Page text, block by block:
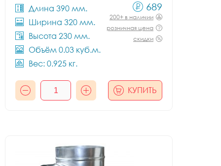
Длина 390 мм.
Ширина 320 мм.
Высота 230 мм.
Объём 0.03 куб.м.
Вес: 0.925 кг.
689
200+ в наличии
розничная цена
скидки
КУПИТЬ